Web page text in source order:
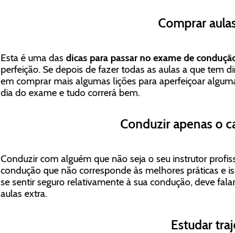
Comprar
Esta é uma das dicas para passar no exame de
perfeição. Se depois de fazer todas as aulas a que tem
em comprar mais algumas lições para aperfeiçoar
dia do exame e tudo correrá bem.
Conduzir apenas o
Conduzir com alguém que não seja o seu instrutor
condução que não corresponde às melhores práticas e
se sentir seguro relativamente à sua condução, deve
aulas extra.
Estudar